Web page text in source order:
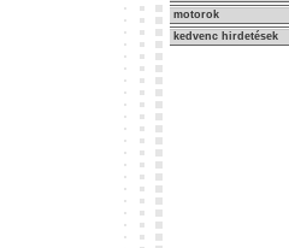
motorok
kedvenc hirdetések